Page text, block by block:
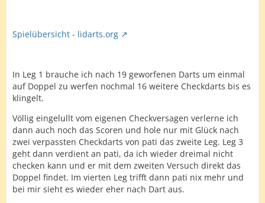
Spielübersicht - lidarts.org
In Leg 1 brauche ich nach 19 geworfenen Darts um einmal
auf Doppel zu werfen nochmal 16 weitere Checkdarts bis es
klingelt.
Völlig eingelullt vom eigenen Checkversagen verlerne ich
dann auch noch das Scoren und hole nur mit Glück nach
zwei verpassten Checkdarts von pati das zweite Leg. Leg 3
geht dann verdient an pati, da ich wieder dreimal nicht
checken kann und er mit dem zweiten Versuch direkt das
Doppel findet. Im vierten Leg trifft dann pati nix mehr und
bei mir sieht es wieder eher nach Dart aus.